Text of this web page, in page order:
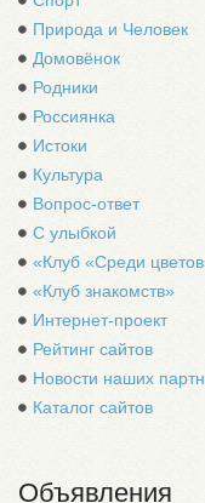
Природа и Человек
Домовёнок
Родники
Россиянка
Истоки
Культура
Вопрос-ответ
С улыбкой
«Клуб «Среди
«Клуб знакомств»
Интернет-проект
Рейтинг сайтов
Новости наших
Каталог сайтов
Объявления